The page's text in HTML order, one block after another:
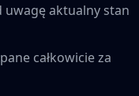
aktualny stan
całkowicie za